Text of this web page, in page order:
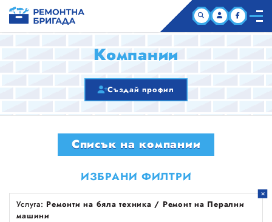
КОМПАНИИ
ЗА НАС
Компании
Създай профил
Списък на компании
ИЗБРАНИ ФИЛТРИ
Услуга: Ремонти на бяла техника / Ремонт на Перални
машини